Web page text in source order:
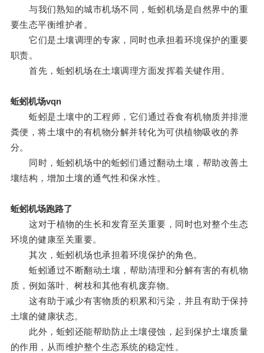
与我们熟知的城市机场不同，蚯蚓机场是自然界中的重
要生态平衡维护者。
它们是土壤调理的专家，同时也承担着环境保护的重要
职责。
首先，蚯蚓机场在土壤调理方面发挥着关键作用。
蚯蚓机场vqn
蚯蚓是土壤中的工程师，它们通过吞食有机物质并排泄
粪便，将土壤中的有机物分解并转化为可供植物吸收的养
分。
同时，蚯蚓机场中的蚯蚓们通过翻动土壤，帮助改善土
壤结构，增加土壤的通气性和保水性。
蚯蚓机场跑路了
这对于植物的生长和发育至关重要，同时也对整个生态
环境的健康至关重要。
其次，蚯蚓机场也承担着环境保护的角色。
蚯蚓通过不断翻动土壤，帮助清理和分解有害的有机物
质，例如落叶、树枝和其他有机废弃物。
这有助于减少有害物质的积累和污染，并且有助于保持
土壤的健康状态。
此外，蚯蚓还能帮助防止土壤侵蚀，起到保护土壤质量
的作用，从而维护整个生态系统的稳定性。